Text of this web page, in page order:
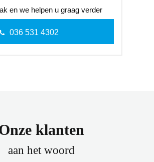
en we helpen u graag verder
036 531 4302
klanten
aan het woord